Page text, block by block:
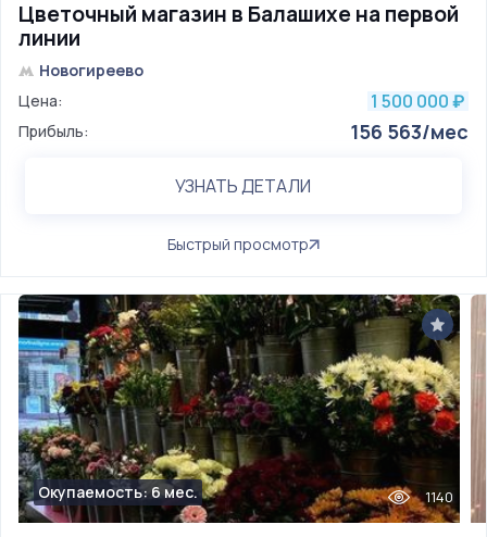
Цветочный магазин в Балашихе на первой
линии
Новогиреево
Цена:
1 500 000 ₽
Прибыль: 156 563/мес
УЗНАТЬ ДЕТАЛИ
Быстрый просмотр
Окупаемость: 6 мес. 1140